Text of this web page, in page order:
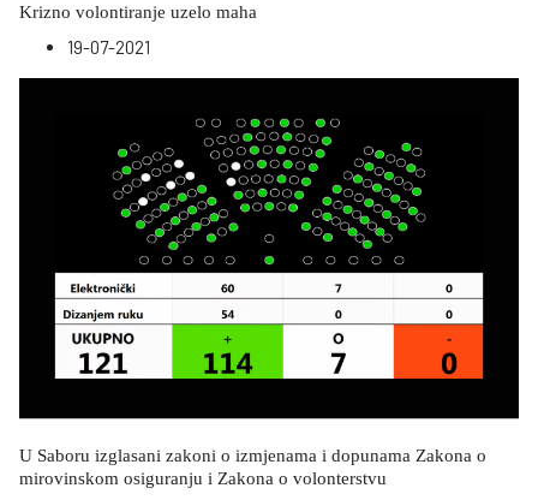
Krizno volontiranje uzelo maha
19-07-2021
U Saboru izglasani zakoni o izmjenama i dopunama Zakona o
mirovinskom osiguranju i Zakona o volonterstvu